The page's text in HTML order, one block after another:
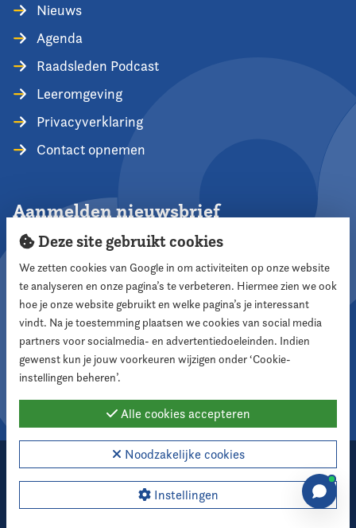
Nieuws
Agenda
Raadsleden Podcast
Leeromgeving
Privacyverklaring
Contact opnemen
Aanmelden nieuwsbrief
Aanmelden
Volg ons
2026 Nederlandse Vereniging voor Raadsleden
Cookie instellingen
Deze site gebruikt cookies
We zetten cookies van Google in om activiteiten op onze website
te analyseren en onze pagina’s te verbeteren. Hiermee zien we ook
hoe je onze website gebruikt en welke pagina’s je interessant
vindt. Na je toestemming plaatsen we cookies van social media
partners voor socialmedia- en advertentiedoeleinden. Indien
gewenst kun je jouw voorkeuren wijzigen onder ‘Cookie-
instellingen beheren’.
Alle cookies accepteren
Noodzakelijke cookies
Instellingen